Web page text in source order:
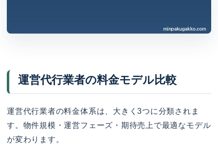
運営代行業者の料金モデル比較
運営代行業者の料金体系は、大きく3つに分類されま
す。物件規模・運営フェーズ・期待売上で最適なモデル
が変わります。